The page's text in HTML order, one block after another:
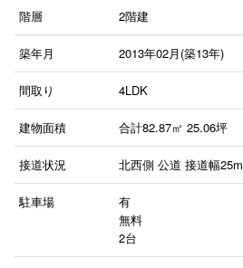
階層 2階建
築年月 2013年02月(築13年)
間取り 4LDK
建物面積 合計82.87㎡ 25.06坪
接道状況 北西側 公道 接道幅25m
駐車場
有
無料
2台